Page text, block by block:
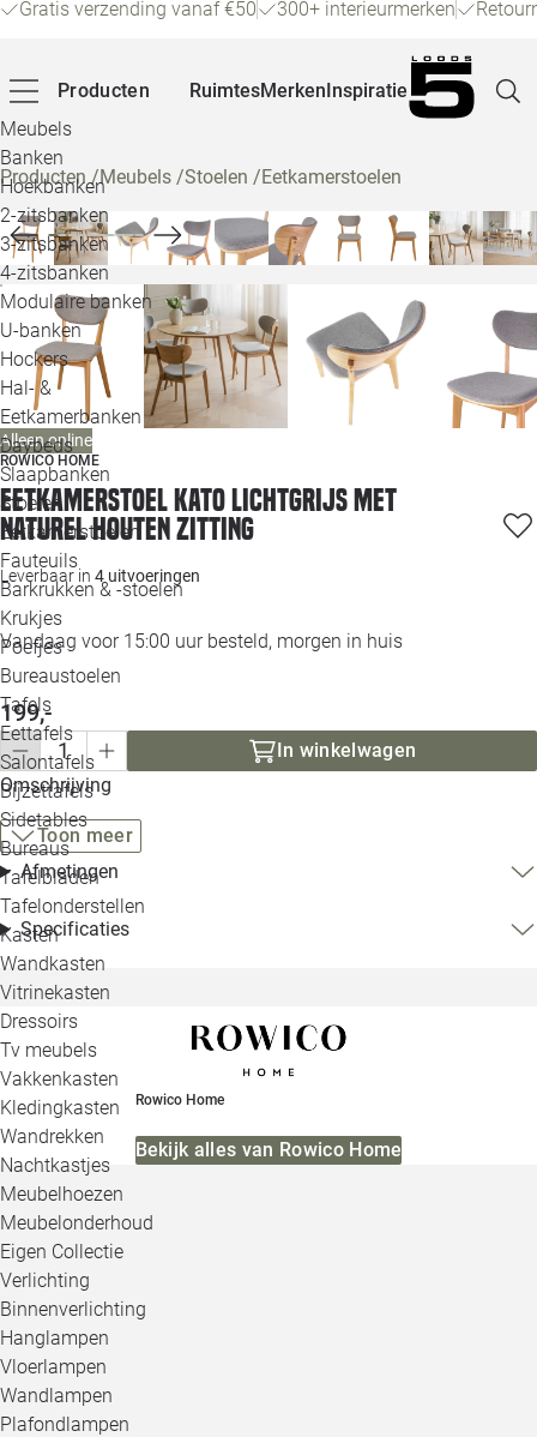
Gratis verzending vanaf €50 300+ interieurmerken
Producten
Meubels
Banken
Hoekbanken
2-zitsbanken
3-zitsbanken
4-zitsbanken
Modulaire banken
U-banken
Hockers
Hal- &
Eetkamerbanken
Daybeds
Slaapbanken
Stoelen
Eetkamerstoelen
Fauteuils
Barkrukken & -stoelen
Krukjes
Poefjes
Bureaustoelen
Tafels
Eettafels
Salontafels
Bijzettafels
Sidetables
Bureaus
Tafelbladen
Tafelonderstellen
Kasten
Wandkasten
Vitrinekasten
Dressoirs
Tv meubels
Vakkenkasten
Kledingkasten
Wandrekken
Nachtkastjes
Meubelhoezen
Meubelonderhoud
Eigen Collectie
Verlichting
Binnenverlichting
Hanglampen
Vloerlampen
Wandlampen
Plafondlampen
RuimtesMerkenInspiratie
Producten/Meubels /Stoelen /Eetkamerstoelen
Alleen online
ROWICO HOME
Eetkamerstoel Kato Lichtgrijs met
naturel houten zitting
Leverbaar in 4 uitvoeringen
Vandaag voor 15:00 uur besteld, morgen in huis
199,-
In winkelwagen
Omschrijving
Toon meer
Afmetingen
Specificaties
Rowico Home
Bekijk alles van Rowico Home